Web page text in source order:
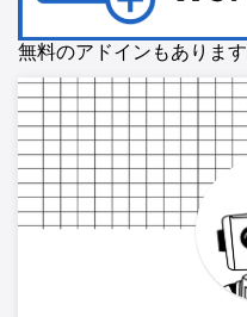
無料のアドインもあります